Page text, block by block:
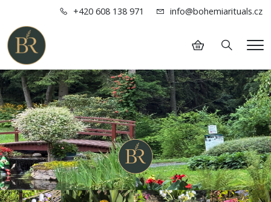
+420 608 138 971 info@bohemiarituals.cz
Hledání